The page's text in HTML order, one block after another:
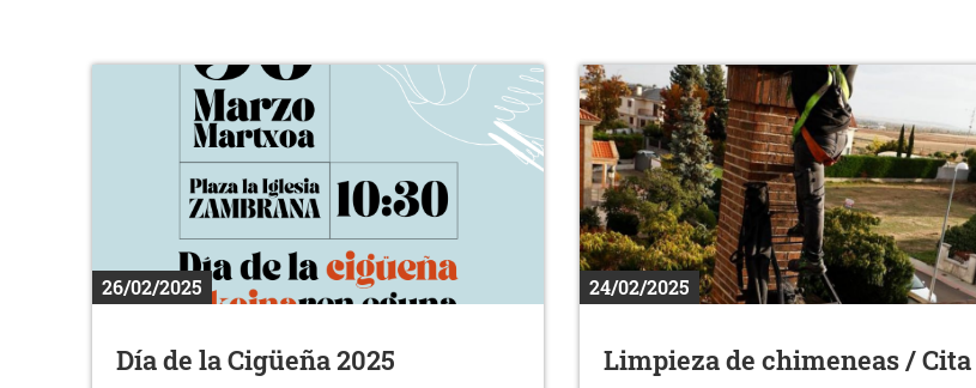
26/02/2025
Día de la Cigüeña 2025
24/02/2025
Limpieza de chimeneas / Cita